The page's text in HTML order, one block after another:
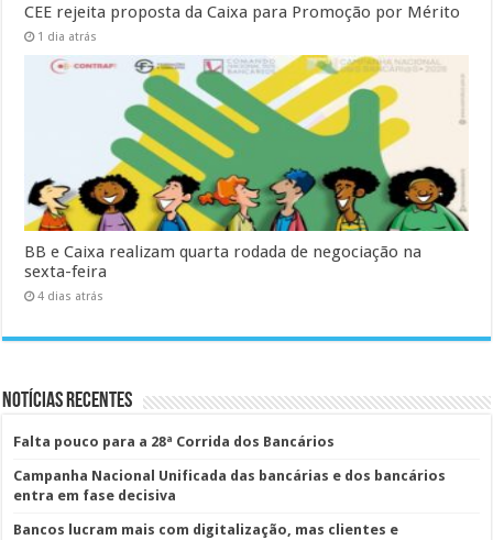
CEE rejeita proposta da Caixa para Promoção por Mérito
1 dia atrás
BB e Caixa realizam quarta rodada de negociação na
sexta-feira
4 dias atrás
Notícias Recentes
Falta pouco para a 28ª Corrida dos Bancários
Campanha Nacional Unificada das bancárias e dos bancários
entra em fase decisiva
Bancos lucram mais com digitalização, mas clientes e